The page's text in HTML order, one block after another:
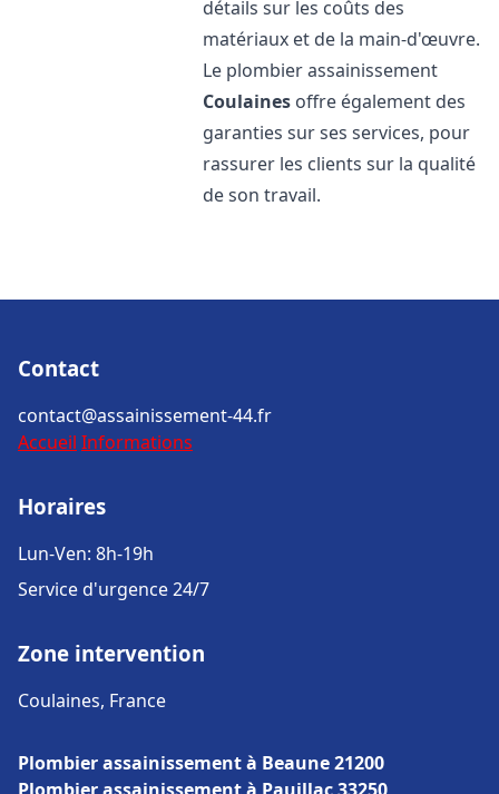
détails sur les coûts des
matériaux et de la main-d'œuvre.
Le plombier assainissement
Coulaines offre également des
garanties sur ses services, pour
rassurer les clients sur la qualité
de son travail.
Contact
contact@assainissement-44.fr
Accueil Informations
Horaires
Lun-Ven: 8h-19h
Service d'urgence 24/7
Zone intervention
Coulaines, France
Plombier assainissement à Beaune 21200